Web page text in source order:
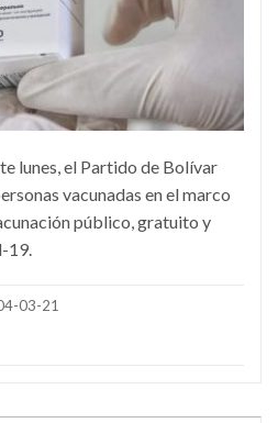
lunes, el Partido de Bolívar
vacunadas en el marco
público, gratuito y
19.
03-21